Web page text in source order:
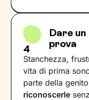
4
Dare un
prova
Stanchezza,
vita di prima
parte della
riconoscerle